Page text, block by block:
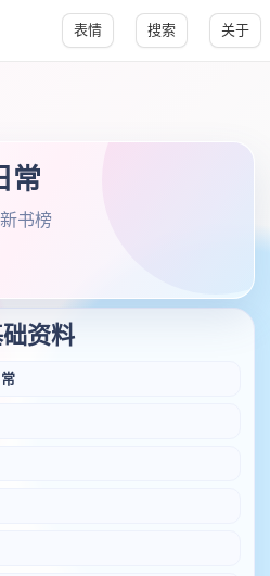
表情 搜索 关于
常
书榜
资料